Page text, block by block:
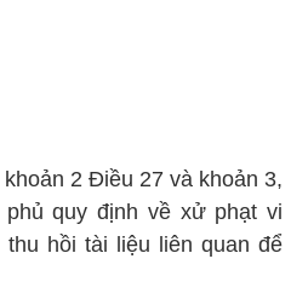
2 Điều 27 và khoản 3,
quy định về xử phạt vi
hồi tài liệu liên quan để